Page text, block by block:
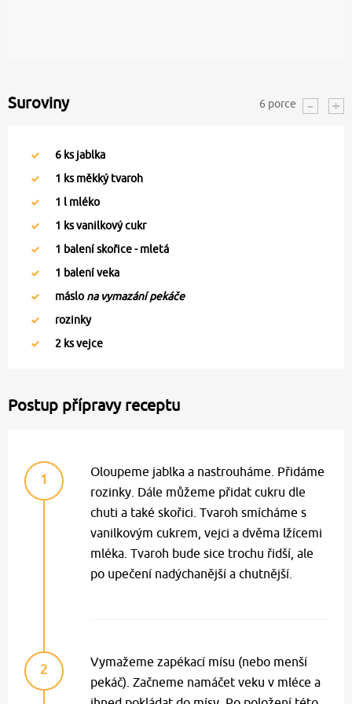
Suroviny 6 porce
6 ks jablka
1 ks měkký tvaroh
1 l mléko
1 ks vanilkový cukr
1 balení skořice - mletá
1 balení veka
máslo na vymazání pekáče
rozinky
2 ks vejce
Postup přípravy receptu
1
Oloupeme jablka a nastrouháme. Přidáme
rozinky. Dále můžeme přidat cukru dle
chuti a také skořici. Tvaroh smícháme s
vanilkovým cukrem, vejci a dvěma lžícemi
mléka. Tvaroh bude sice trochu řidší, ale
po upečení nadýchanější a chutnější.
2
Vymažeme zapékací mísu (nebo menší
pekáč). Začneme namáčet veku v mléce a